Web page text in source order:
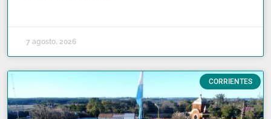
7 agosto, 2026
CORRIENTES